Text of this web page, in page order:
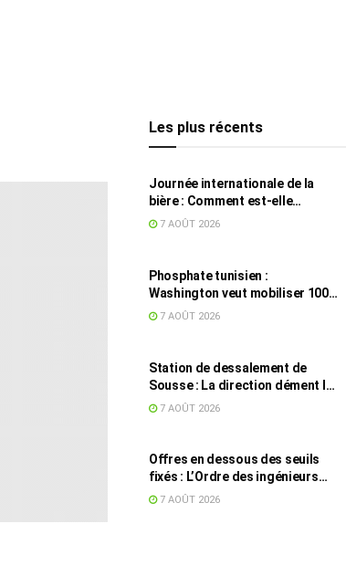
Les plus récents
Journée internationale de la
bière : Comment est-elle
devenue une culture en Tunisie ?
7 AOÛT 2026
Phosphate tunisien :
Washington veut mobiliser 100
millions de dollars, avec la Chine
7 AOÛT 2026
Station de dessalement de
Sousse : La direction dément les
rumeurs sur une eau impropre à
7 AOÛT 2026
Offres en dessous des seuils
fixés : L’Ordre des ingénieurs
hausse le ton
7 AOÛT 2026